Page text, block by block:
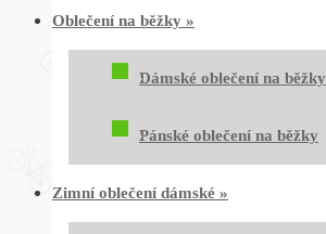
Oblečení na běžky »
Dámské oblečení na běžky
Pánské oblečení na běžky
Zimní oblečení dámské »